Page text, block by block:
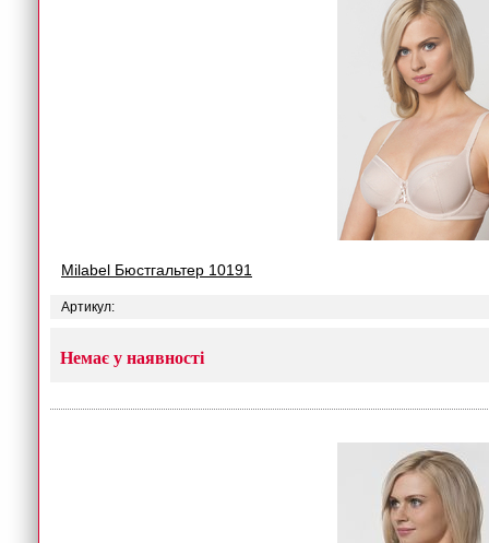
Milabel Бюстгальтер 10191
Артикул:
Немає у наявності